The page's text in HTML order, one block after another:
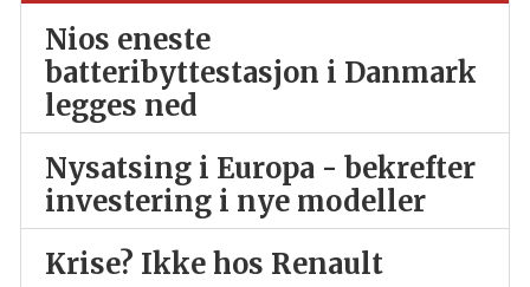
Nios eneste
batteribyttestasjon i Danmark
legges ned
Nysatsing i Europa - bekrefter
investering i nye modeller
Krise? Ikke hos Renault